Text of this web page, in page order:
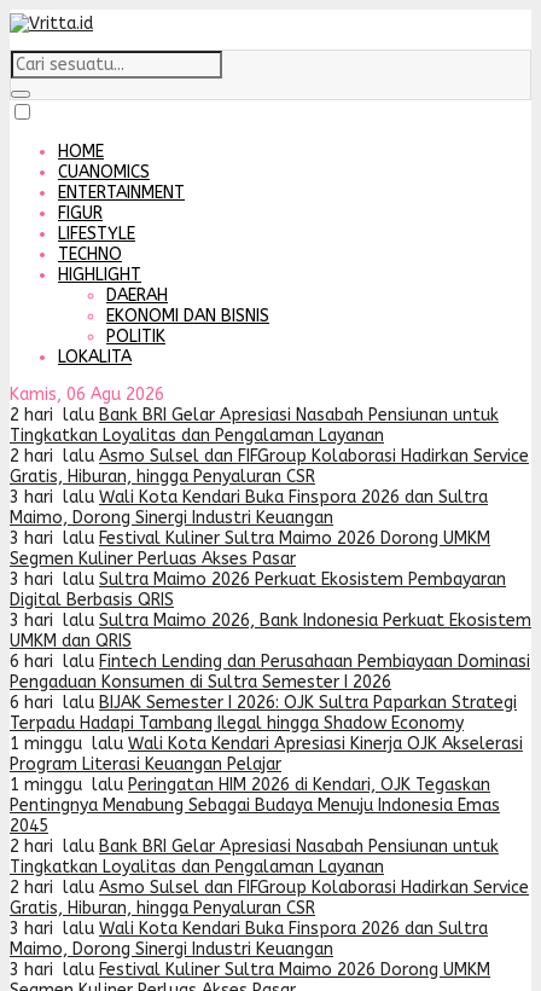
HOME
CUANOMICS
ENTERTAINMENT
FIGUR
LIFESTYLE
TECHNO
HIGHLIGHT
DAERAH
EKONOMI DAN BISNIS
POLITIK
LOKALITA
Kamis, 06 Agu 2026
2 hari lalu Bank BRI Gelar Apresiasi Nasabah Pensiunan untuk
Tingkatkan Loyalitas dan Pengalaman Layanan
2 hari lalu Asmo Sulsel dan FIFGroup Kolaborasi Hadirkan Service
Gratis, Hiburan, hingga Penyaluran CSR
3 hari lalu Wali Kota Kendari Buka Finspora 2026 dan Sultra
Maimo, Dorong Sinergi Industri Keuangan
3 hari lalu Festival Kuliner Sultra Maimo 2026 Dorong UMKM
Segmen Kuliner Perluas Akses Pasar
3 hari lalu Sultra Maimo 2026 Perkuat Ekosistem Pembayaran
Digital Berbasis QRIS
3 hari lalu Sultra Maimo 2026, Bank Indonesia Perkuat Ekosistem
UMKM dan QRIS
6 hari lalu Fintech Lending dan Perusahaan Pembiayaan Dominasi
Pengaduan Konsumen di Sultra Semester I 2026
6 hari lalu BIJAK Semester I 2026: OJK Sultra Paparkan Strategi
Terpadu Hadapi Tambang Ilegal hingga Shadow Economy
1 minggu lalu Wali Kota Kendari Apresiasi Kinerja OJK Akselerasi
Program Literasi Keuangan Pelajar
1 minggu lalu Peringatan HIM 2026 di Kendari, OJK Tegaskan
Pentingnya Menabung Sebagai Budaya Menuju Indonesia Emas
2045
2 hari lalu Bank BRI Gelar Apresiasi Nasabah Pensiunan untuk
Tingkatkan Loyalitas dan Pengalaman Layanan
2 hari lalu Asmo Sulsel dan FIFGroup Kolaborasi Hadirkan Service
Gratis, Hiburan, hingga Penyaluran CSR
3 hari lalu Wali Kota Kendari Buka Finspora 2026 dan Sultra
Maimo, Dorong Sinergi Industri Keuangan
3 hari lalu Festival Kuliner Sultra Maimo 2026 Dorong UMKM